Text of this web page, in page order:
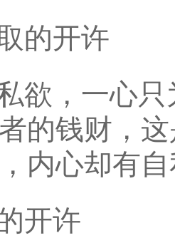
的开许
欲，一心
的钱财，
内心却有
开许